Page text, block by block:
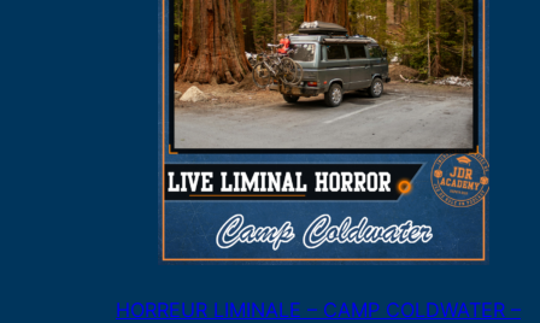
HORREUR LIMINALE – CAMP COLDWATER –